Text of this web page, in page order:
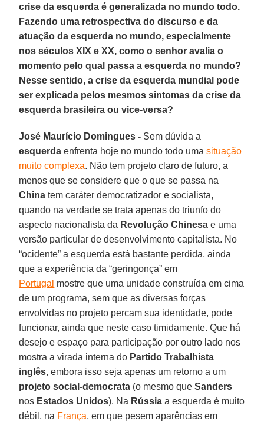
crise da esquerda é generalizada no mundo todo.
Fazendo uma retrospectiva do discurso e da
atuação da esquerda no mundo, especialmente
nos séculos XIX e XX, como o senhor avalia o
momento pelo qual passa a esquerda no mundo?
Nesse sentido, a crise da esquerda mundial pode
ser explicada pelos mesmos sintomas da crise da
esquerda brasileira ou vice-versa?
José Maurício Domingues - Sem dúvida a
esquerda enfrenta hoje no mundo todo umasituação
muito complexa. Não tem projeto claro de futuro, a
menos que se considere que o que se passa na
China tem caráter democratizador e socialista,
quando na verdade se trata apenas do triunfo do
aspecto nacionalista da Revolução Chinesa e uma
versão particular de desenvolvimento capitalista. No
“ocidente” a esquerda está bastante perdida, ainda
que a experiência da “geringonça” em
Portugal mostre que uma unidade construída em cima
de um programa, sem que as diversas forças
envolvidas no projeto percam sua identidade, pode
funcionar, ainda que neste caso timidamente. Que há
desejo e espaço para participação por outro lado nos
mostra a virada interna do Partido Trabalhista
inglês, embora isso seja apenas um retorno a um
projeto social-democrata (o mesmo queSanders
nos Estados Unidos). Na Rússia a esquerda é muito
débil, na França, em que pesem aparências em